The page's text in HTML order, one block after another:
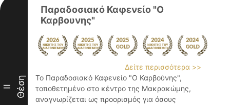
II Θέση
Παραδοσιακό Καφενείο "Ο
Καρβουνης"
Δείτε περισσότερα >>
Το Παραδοσιακό Καφενείο "Ο Καρβούνης",
τοποθετημένο στο κέντρο της Μακρακώμης,
αναγνωρίζεται ως προορισμός για όσους